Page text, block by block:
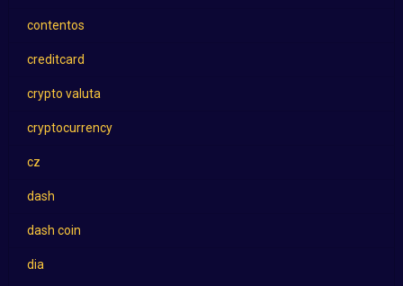
contentos
creditcard
crypto valuta
cryptocurrency
cz
dash
dash coin
dia